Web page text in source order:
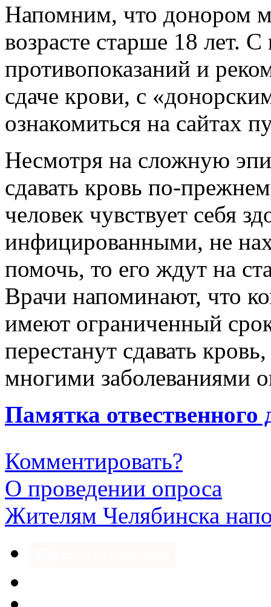
Напомним, что донором
возрасте старше 18 лет.
противопоказаний и
сдаче крови, с
ознакомиться на сайтах
Несмотря на сложную
сдавать кровь по-
человек чувствует себя
инфицированными, не
помочь, то его ждут на
Врачи напоминают, что
имеют ограниченный
перестанут сдавать
многими заболеваниями
Памятка отвественного
Комментировать?
О проведении опроса
Жителям Челябинска